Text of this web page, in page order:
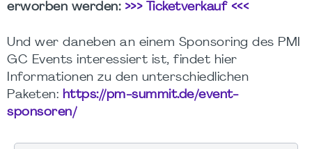
erworben werden: >>> Ticketverkauf <<<
Und wer daneben an einem Sponsoring des PMI
GC Events interessiert ist, findet hier
Informationen zu den unterschiedlichen
Paketen: https://pm-summit.de/event-
sponsoren/